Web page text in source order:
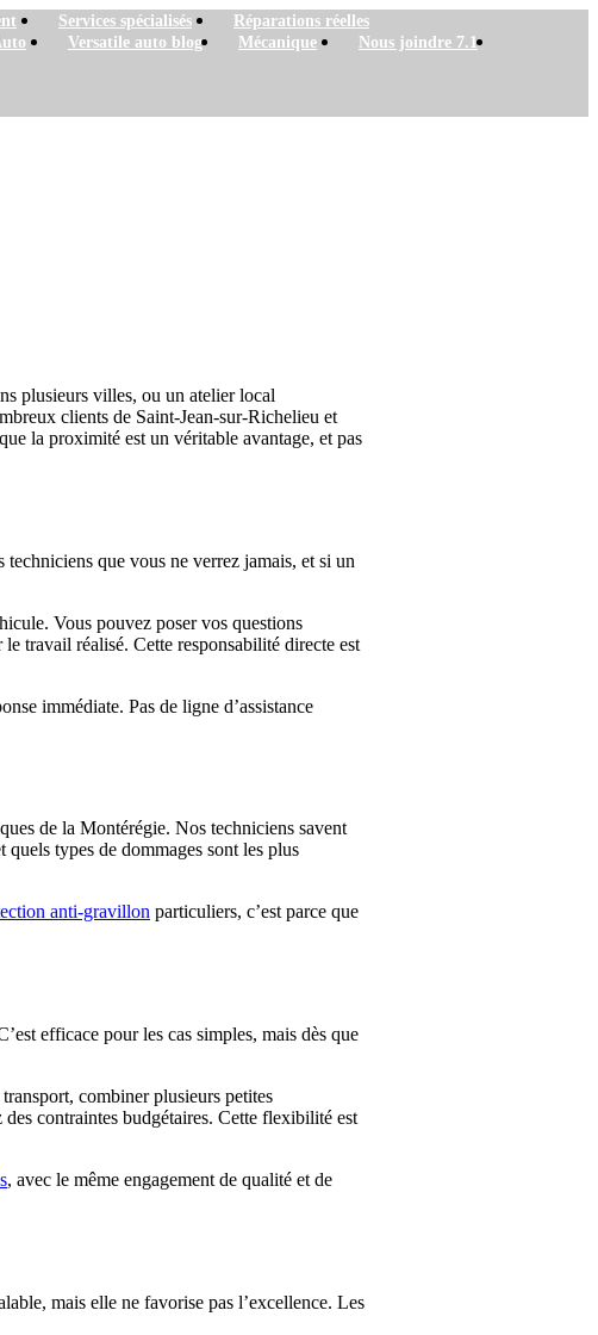
Services spécialisés
Réparations réelles
Versatile auto blog Mécanique Nous joindre 7.1
plusieurs villes, ou un atelier local
clients de Saint-Jean-sur-Richelieu et
la proximité est un véritable avantage, et pas
que vous ne verrez jamais, et si un
Vous pouvez poser vos questions
travail réalisé. Cette responsabilité directe est
immédiate. Pas de ligne d’assistance
de la Montérégie. Nos techniciens savent
quels types de dommages sont les plus
anti-gravillon particuliers, c’est parce que
efficace pour les cas simples, mais dès que
combiner plusieurs petites
contraintes budgétaires. Cette flexibilité est
, avec le même engagement de qualité et de
mais elle ne favorise pas l’excellence. Les